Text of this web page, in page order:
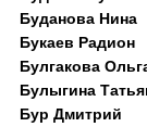
Буданова Нина
Букаев Радион
Булгакова
Булыгина
Бур Дмитрий